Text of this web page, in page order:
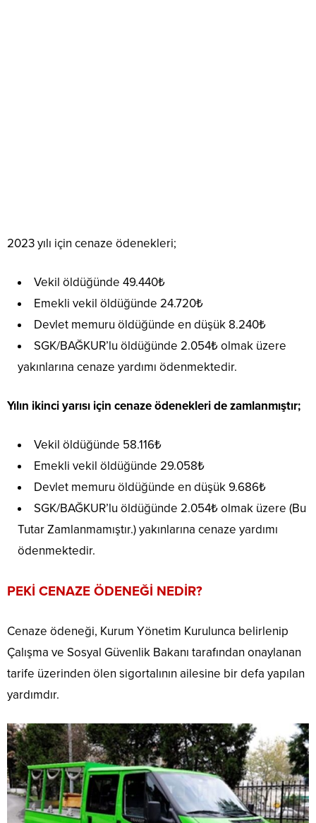
2023 yılı için cenaze ödenekleri;
Vekil öldüğünde 49.440₺
Emekli vekil öldüğünde 24.720₺
Devlet memuru öldüğünde en düşük 8.240₺
SGK/BAĞKUR’lu öldüğünde 2.054₺ olmak üzere
yakınlarına cenaze yardımı ödenmektedir.
Yılın ikinci yarısı için cenaze ödenekleri de zamlanmıştır;
Vekil öldüğünde 58.116₺
Emekli vekil öldüğünde 29.058₺
Devlet memuru öldüğünde en düşük 9.686₺
SGK/BAĞKUR’lu öldüğünde 2.054₺ olmak üzere (Bu
Tutar Zamlanmamıştır.) yakınlarına cenaze yardımı
ödenmektedir.
PEKİ CENAZE ÖDENEĞİ NEDİR?
Cenaze ödeneği, Kurum Yönetim Kurulunca belirlenip
Çalışma ve Sosyal Güvenlik Bakanı tarafından onaylanan
tarife üzerinden ölen sigortalının ailesine bir defa yapılan
yardımdır.